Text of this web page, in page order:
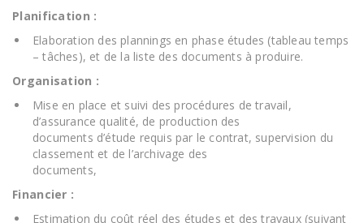
Planification :
Elaboration des plannings en phase études (tableau temps
– tâches), et de la liste des documents à produire.
Organisation :
Mise en place et suivi des procédures de travail,
d’assurance qualité, de production des
documents d’étude requis par le contrat, supervision du
classement et de l’archivage des
documents,
Financier :
Estimation du coût réel des études et des travaux (suivant